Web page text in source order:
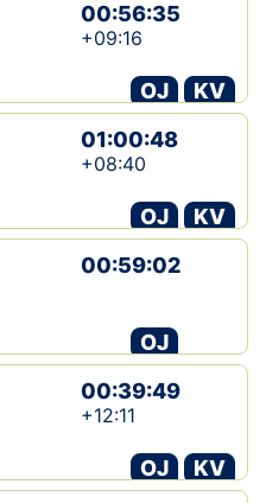
00:56:35
+09:16
OJ
KV
01:00:48
+08:40
OJ
KV
00:59:02
OJ
00:39:49
+12:11
OJ
KV